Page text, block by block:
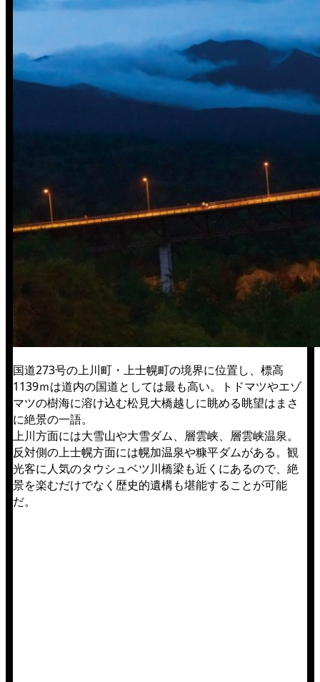
国道273号の上川町・上士幌町の境界に位置し、標高
1139ｍは道内の国道としては最も高い。トドマツやエゾ
マツの樹海に溶け込む松見大橋越しに眺める眺望はまさ
に絶景の一語。
上川方面には大雪山や大雪ダム、層雲峡、層雲峡温泉。
反対側の上士幌方面には幌加温泉や糠平ダムがある。観
光客に人気のタウシュベツ川橋梁も近くにあるので、絶
景を楽むだけでなく歴史的遺構も堪能することが可能
だ。